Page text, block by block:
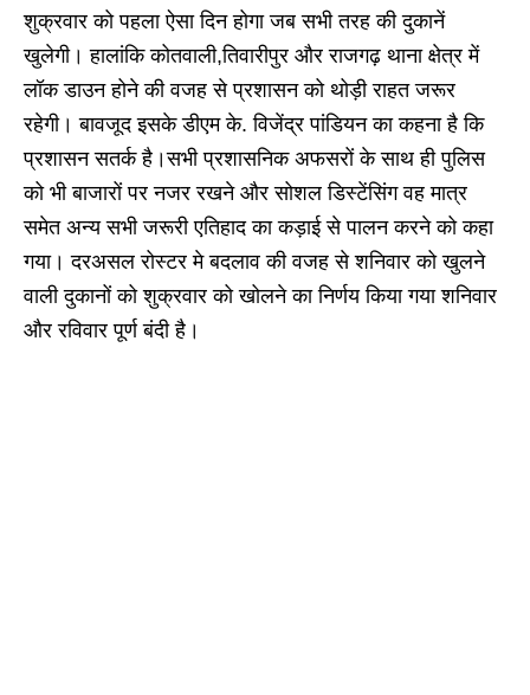
शुक्रवार को पहला ऐसा दिन होगा जब सभी तरह की दुकानें
खुलेगी। हालांकि कोतवाली,तिवारीपुर और राजगढ़ थाना क्षेत्र में
लॉक डाउन होने की वजह से प्रशासन को थोड़ी राहत जरूर
रहेगी। बावजूद इसके डीएम के. विजेंद्र पांडियन का कहना है कि
प्रशासन सतर्क है।सभी प्रशासनिक अफसरों के साथ ही पुलिस
को भी बाजारों पर नजर रखने और सोशल डिस्टेंसिंग वह मात्र
समेत अन्य सभी जरूरी एतिहाद का कड़ाई से पालन करने को कहा
गया। दरअसल रोस्टर मे बदलाव की वजह से शनिवार को खुलने
वाली दुकानों को शुक्रवार को खोलने का निर्णय किया गया शनिवार
और रविवार पूर्ण बंदी है।